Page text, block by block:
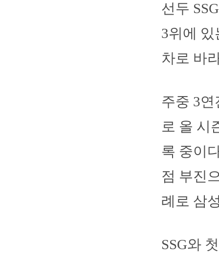
선두
3위에
차로 바
주중 3
로 올 시
록 중이
점 부진
례로 삼
SSG와